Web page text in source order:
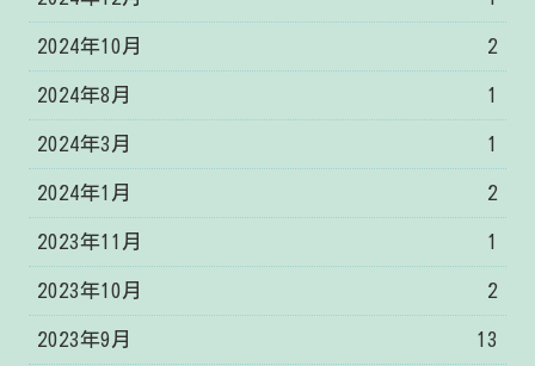
2024年10月 2
2024年8月 1
2024年3月 1
2024年1月 2
2023年11月 1
2023年10月 2
2023年9月 13